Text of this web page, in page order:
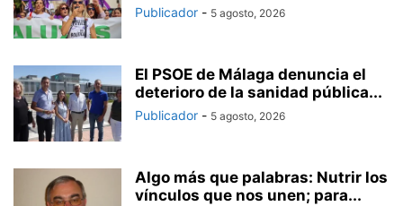
Publicador - 5 agosto, 2026
El PSOE de Málaga denuncia el
deterioro de la sanidad pública...
Publicador - 5 agosto, 2026
Algo más que palabras: Nutrir los
vínculos que nos unen; para...